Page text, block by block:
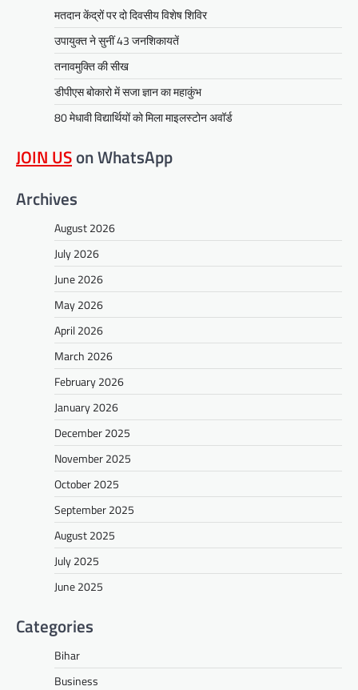
मतदान केंद्रों पर दो दिवसीय विशेष शिविर
उपायुक्त ने सुनीं 43 जनशिकायतें
तनावमुक्ति की सीख
डीपीएस बोकारो में सजा ज्ञान का महाकुंभ
80 मेधावी विद्यार्थियों को मिला माइलस्टोन अवॉर्ड
JOIN USon WhatsApp
Archives
August 2026
July 2026
June 2026
May 2026
April 2026
March 2026
February 2026
January 2026
December 2025
November 2025
October 2025
September 2025
August 2025
July 2025
June 2025
Categories
Bihar
Business